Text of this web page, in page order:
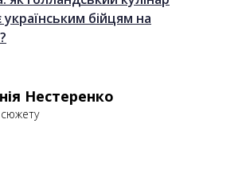
бійцям на
Нестеренко